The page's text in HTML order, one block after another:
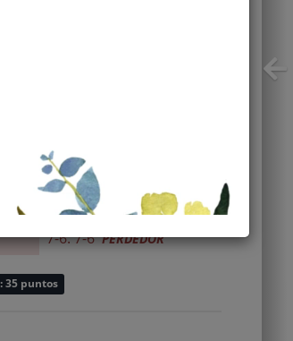
Resultado
7-6. 7-6PERDEDOR
35 puntos